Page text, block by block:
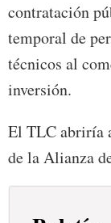
contratación
temporal de
técnicos al
inversión.
El TLC abriría
de la Alianza